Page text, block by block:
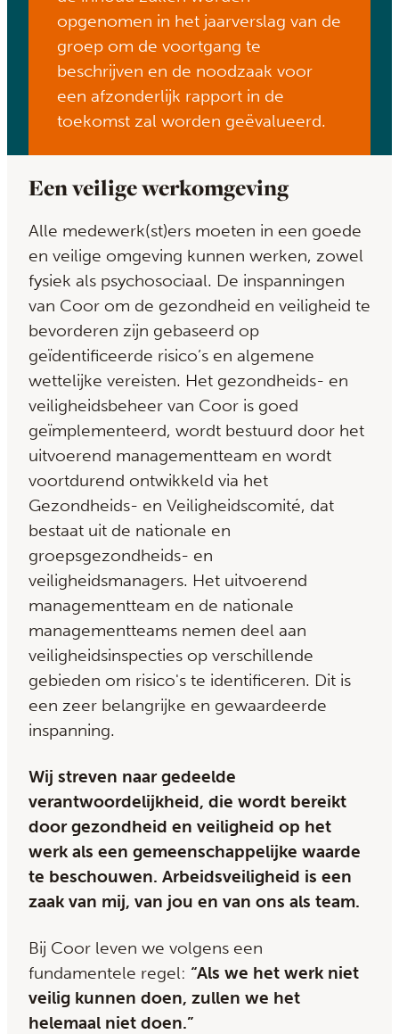
opgenomen in het jaarverslag van de
groep om de voortgang te
beschrijven en de noodzaak voor
een afzonderlijk rapport in de
toekomst zal worden geëvalueerd.
Een veilige werkomgeving
Alle medewerk(st)ers moeten in een goede
en veilige omgeving kunnen werken, zowel
fysiek als psychosociaal. De inspanningen
van Coor om de gezondheid en veiligheid te
bevorderen zijn gebaseerd op
geïdentificeerde risico’s en algemene
wettelijke vereisten. Het gezondheids- en
veiligheidsbeheer van Coor is goed
geïmplementeerd, wordt bestuurd door het
uitvoerend managementteam en wordt
voortdurend ontwikkeld via het
Gezondheids- en Veiligheidscomité, dat
bestaat uit de nationale en
groepsgezondheids- en
veiligheidsmanagers. Het uitvoerend
managementteam en de nationale
managementteams nemen deel aan
veiligheidsinspecties op verschillende
gebieden om risico's te identificeren. Dit is
een zeer belangrijke en gewaardeerde
inspanning.
Wij streven naar gedeelde
verantwoordelijkheid, die wordt bereikt
door gezondheid en veiligheid op het
werk als een gemeenschappelijke waarde
te beschouwen. Arbeidsveiligheid is een
zaak van mij, van jou en van ons als team.
Bij Coor leven we volgens een
fundamentele regel: “Als we het werk niet
veilig kunnen doen, zullen we het
helemaal niet doen.”